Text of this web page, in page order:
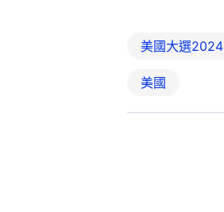
美國大選2024
美國